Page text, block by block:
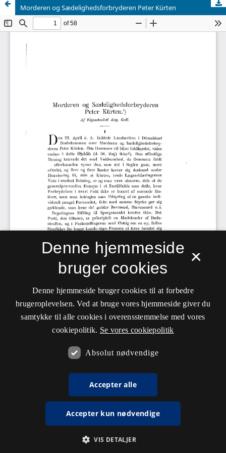
Morderen og Sædelighedsforbryderen Peter Kürten
×
Denne hjemmeside
bruger cookies
Denne hjemmeside bruger cookies til at forbedre
brugeroplevelsen. Ved at bruge vores hjemmeside giver du
samtykke til alle cookies i overensstemmelse med vores
cookiepolitik. Se vores cookiepolitik
Absolut nødvendige
Accepter alle
Accepter kun nødvendige
VIS DETALJER